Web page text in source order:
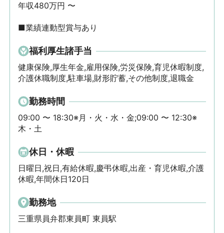
年収480万円 〜
■業績連動型賞与あり
福利厚生諸手当
健康保険,厚生年金,雇用保険,労災保険,育児休暇制度,
介護休職制度,駐車場,財形貯蓄,その他制度,退職金
勤務時間
09:00 〜 18:30※月・火・水・金;09:00 〜 12:30※
木・土
休日・休暇
日曜日,祝日,有給休暇,慶弔休暇,出産・育児休暇,介護
休暇,年間休日120日
勤務地
三重県員弁郡東員町 東員駅